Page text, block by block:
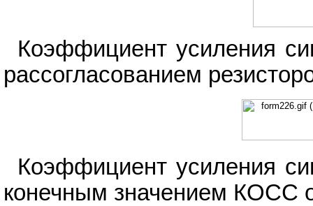
Коэффициент усиления
рассогласованием
Коэффициент усиления
конечным значением КОСС